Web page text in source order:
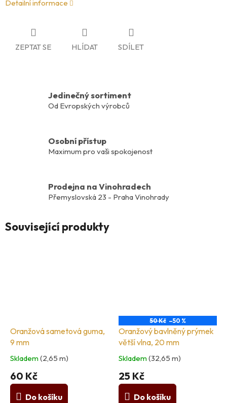
Detailní informace
ZEPTAT SE HLÍDAT SDÍLET
Jedinečný sortiment
Od Evropských výrobců
Osobní přístup
Maximum pro vaši spokojenost
Prodejna na Vinohradech
Přemyslovská 23 - Praha Vinohrady
Související produkty
Oranžová sametová guma,
9 mm
Skladem(2,65 m)
60 Kč
Do košíku
50 Kč –50 %
Oranžový bavlněný prýmek
větší vlna, 20 mm
Skladem(32,65 m)
25 Kč
Do košíku